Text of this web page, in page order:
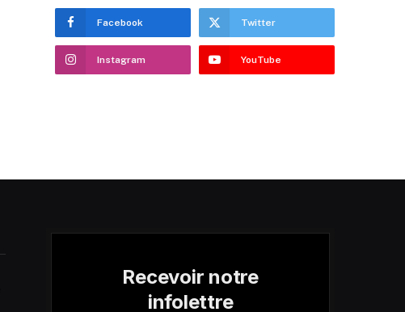
Facebook Twitter
Instagram YouTube
Recevoir notre
infolettre